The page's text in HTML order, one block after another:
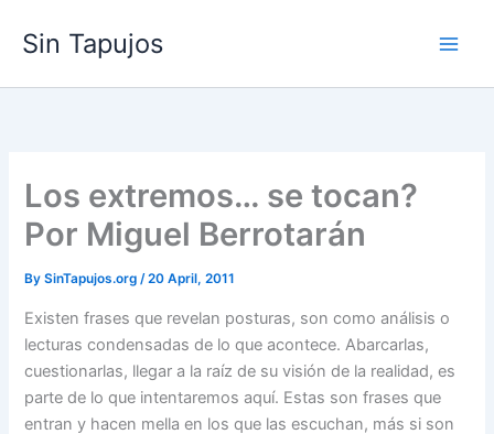
Sin Tapujos
Los extremos… se tocan?
Por Miguel Berrotarán
BySinTapujos.org/20 April, 2011
Existen frases que revelan posturas, son como análisis o
lecturas condensadas de lo que acontece. Abarcarlas,
cuestionarlas, llegar a la raíz de su visión de la realidad, es
parte de lo que intentaremos aquí. Estas son frases que
entran y hacen mella en los que las escuchan, más si son